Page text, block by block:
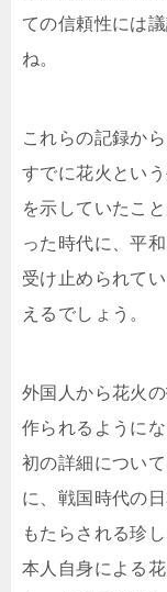
ての信頼性には
ね。
これらの記録か
すでに花火とい
を示していたこ
った時代に、平
受け止められて
えるでしょう。
外国人から花火
作られるように
初の詳細につい
に、戦国時代の
もたらされる珍
本人自身による